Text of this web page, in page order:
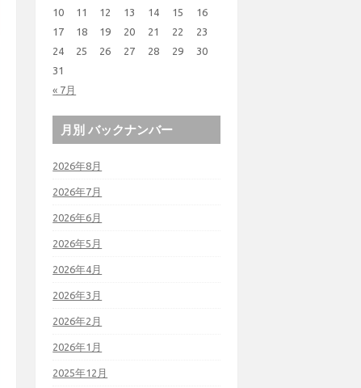
« 7月
10
11 12 13 14 15
16
17
18 19 20 21 22
23
24
25 26 27 28 29
30
31
月別 バックナンバー
2026年8月
2026年7月
2026年6月
2026年5月
2026年4月
2026年3月
2026年2月
2026年1月
2025年12月